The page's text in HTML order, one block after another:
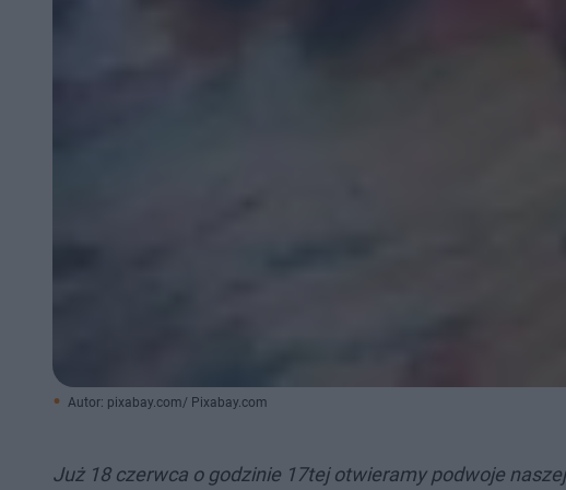
Autor: pixabay.com/ Pixabay.com
Już 18 czerwca o godzinie 17tej otwieramy podwoje